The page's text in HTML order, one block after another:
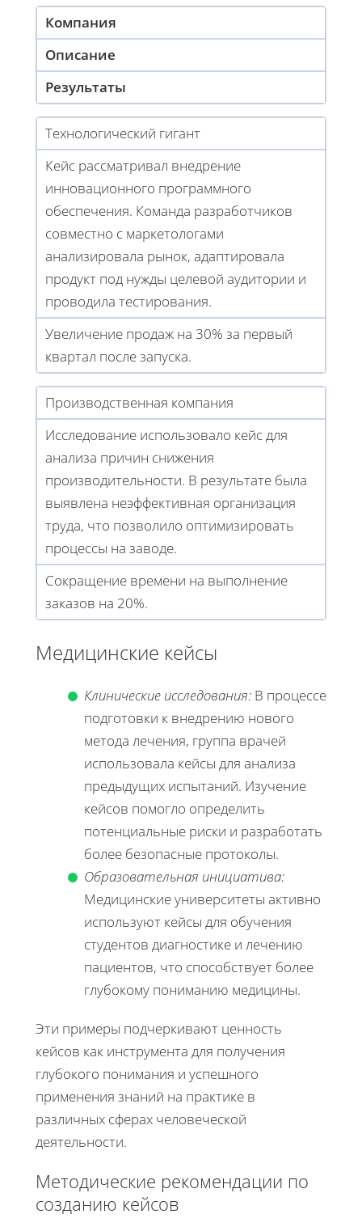
Компания
Описание
Результаты
Технологический гигант
Кейс рассматривал внедрение
инновационного программного
обеспечения. Команда разработчиков
совместно с маркетологами
анализировала рынок, адаптировала
продукт под нужды целевой аудитории и
проводила тестирования.
Увеличение продаж на 30% за первый
квартал после запуска.
Производственная компания
Исследование использовало кейс для
анализа причин снижения
производительности. В результате была
выявлена неэффективная организация
труда, что позволило оптимизировать
процессы на заводе.
Сокращение времени на выполнение
заказов на 20%.
Медицинские кейсы
Клинические исследования: В процессе
подготовки к внедрению нового
метода лечения, группа врачей
использовала кейсы для анализа
предыдущих испытаний. Изучение
кейсов помогло определить
потенциальные риски и разработать
более безопасные протоколы.
Образовательная инициатива:
Медицинские университеты активно
используют кейсы для обучения
студентов диагностике и лечению
пациентов, что способствует более
глубокому пониманию медицины.
Эти примеры подчеркивают ценность
кейсов как инструмента для получения
глубокого понимания и успешного
применения знаний на практике в
различных сферах человеческой
деятельности.
Методические рекомендации по
созданию кейсов